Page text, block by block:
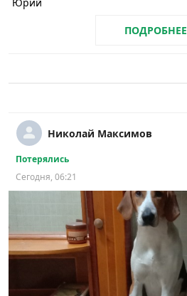
Юрий
ПОДРОБНЕЕ
Николай Максимов
Потерялись
Сегодня, 06:21